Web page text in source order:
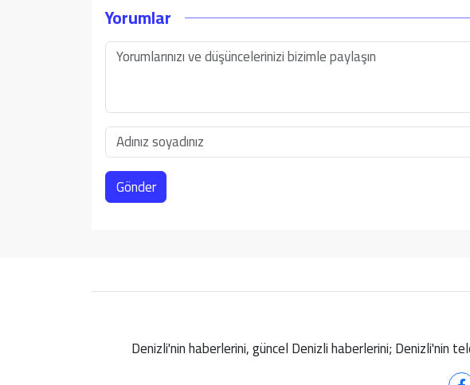
Yorumlar
Gönder
Denizli'nin haberlerini, güncel Denizli haberlerini; Denizli'nin